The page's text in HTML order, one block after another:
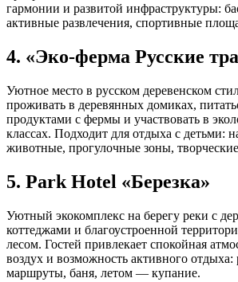
гармонии и развитой инфраструктуры:
активные развлечения, спортивные
4. «Эко-ферма Русские
Уютное место в русском деревенском
проживать в деревянных домиках,
продуктами с фермы и участвовать в
классах. Подходит для отдыха с детьми:
животные, прогулочные зоны,
5. Park Hotel «Березка»
Уютный экокомплекс на берегу реки с
коттеджами и благоустроенной
лесом. Гостей привлекает спокойная
воздух и возможность активного
маршруты, баня, летом — купание.